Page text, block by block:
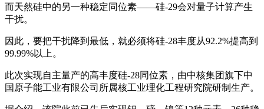
而天然硅中的另一种稳定同位素——硅-29会对量子计算产生
干扰。
因此，要把干扰降到最低，就必须将硅-28丰度从92.2%提高到
99.99%以上。
此次实现自主量产的高丰度硅-28同位素，由中核集团旗下中
国原子能工业有限公司所属核工业理化工程研究院研制生产。